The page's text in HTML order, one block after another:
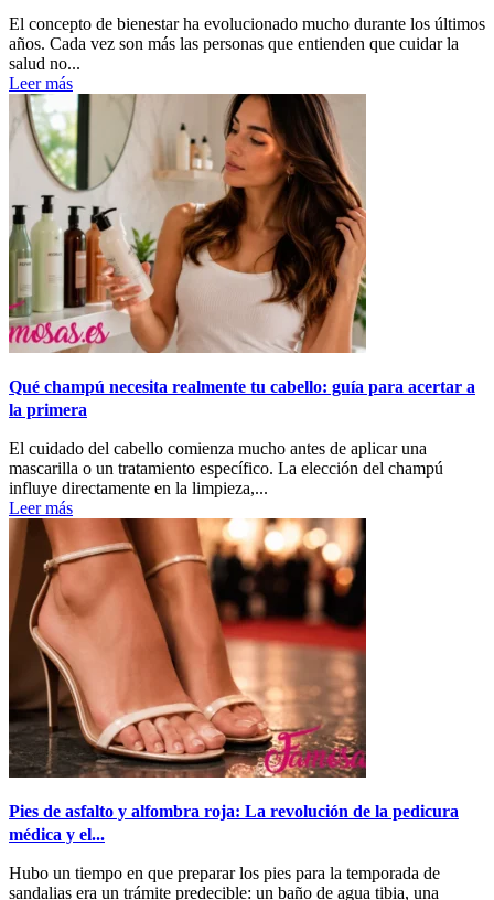
El concepto de bienestar ha evolucionado mucho durante los últimos
años. Cada vez son más las personas que entienden que cuidar la
salud no...
Leer más
Qué champú necesita realmente tu cabello: guía para acertar a
la primera
El cuidado del cabello comienza mucho antes de aplicar una
mascarilla o un tratamiento específico. La elección del champú
influye directamente en la limpieza,...
Leer más
Pies de asfalto y alfombra roja: La revolución de la pedicura
médica y el...
Hubo un tiempo en que preparar los pies para la temporada de
sandalias era un trámite predecible: un baño de agua tibia, una